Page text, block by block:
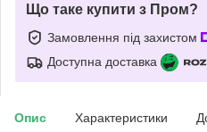
Що таке купити з Пром?
Замовлення під захистом
Доступна доставка
Опис Характеристики